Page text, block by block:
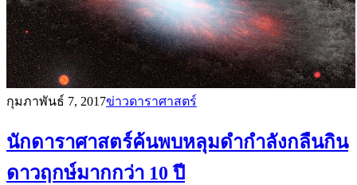
กุมภาพันธ์ 7, 2017ข่าวดาราศาสตร์
นักดาราศาสตร์ค้นพบหลุมดำกำลังกลืนกิน
ดาวฤกษ์มากกว่า 10 ปี